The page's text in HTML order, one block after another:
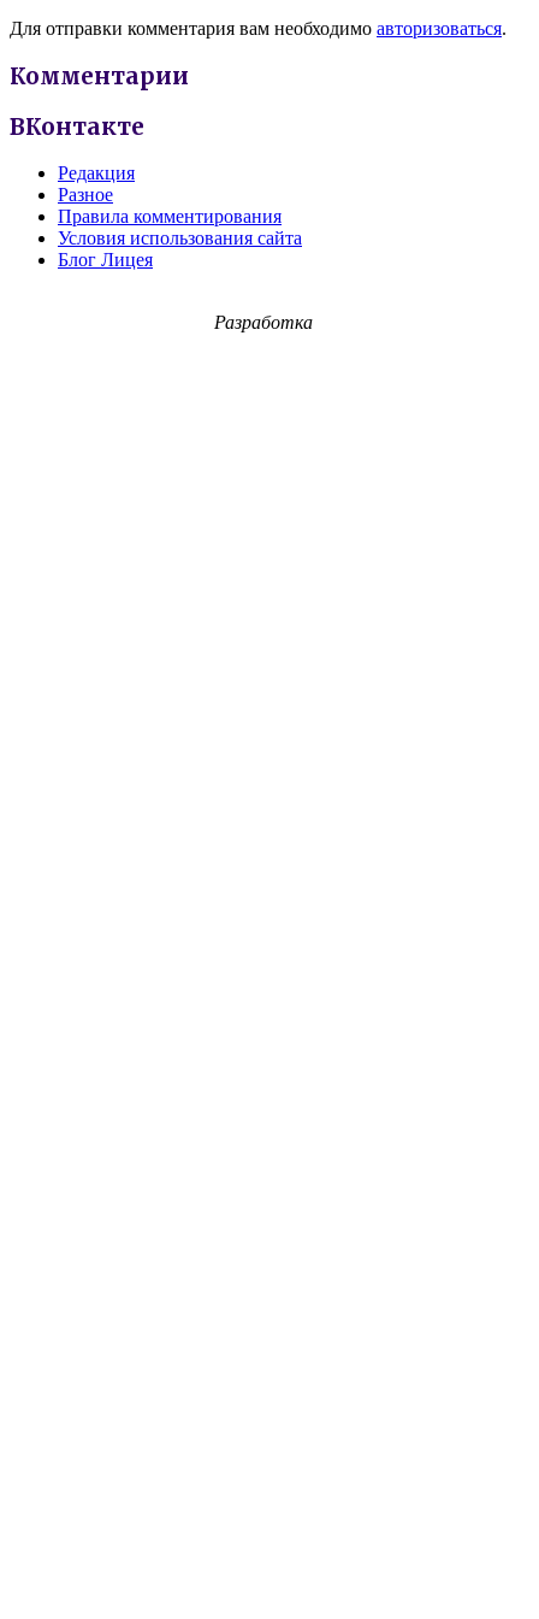
Для отправки комментария вам необходимо авторизоваться.
Комментарии
ВКонтакте
Редакция
Разное
Правила комментирования
Условия использования сайта
Блог Лицея
Разработка